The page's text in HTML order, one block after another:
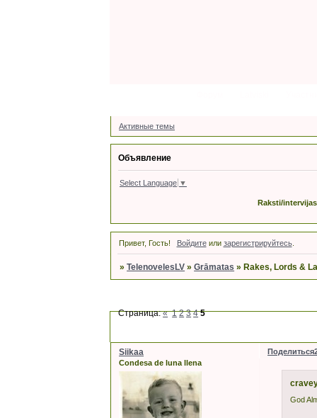
Активные темы
Объявление
Select Language ▼
Raksti/
Привет, Гость! Войдитеили зарегистрируйтесь.
»TelenovelesLV »Grāmatas » Rakes, Lords &
Страница:« 1 2 3 4 5
Поделиться
Siikaa
Condesa de luna llena
God